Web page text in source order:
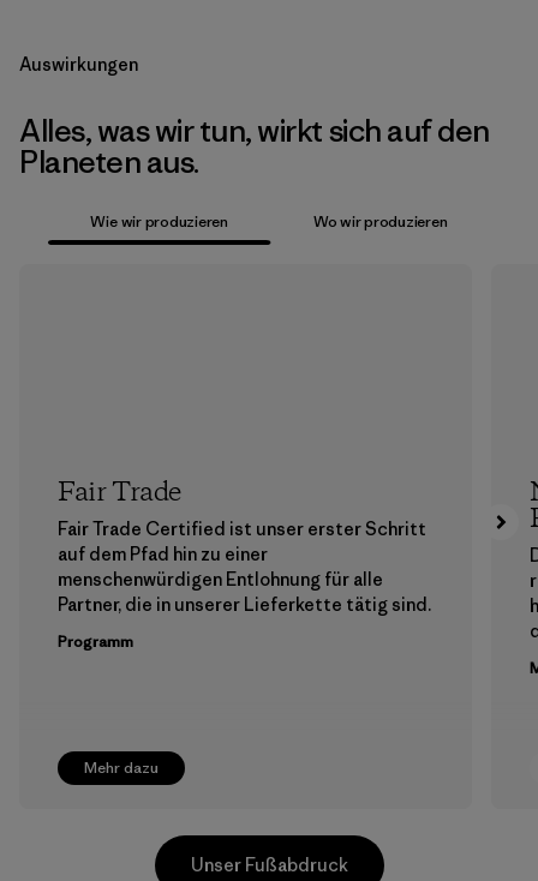
Auswirkungen
Alles, was wir tun, wirkt sich auf den
Planeten aus.
Wie wir produzieren Wo wir produzieren
Mehr dazu
Fair Trade
Fair Trade Certified ist unser erster Schritt
auf dem Pfad hin zu einer
menschenwürdigen Entlohnung für alle
Partner, die in unserer Lieferkette tätig sind.
Programm
Unser Fußabdruck